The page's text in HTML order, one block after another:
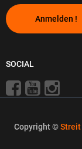
Anmelden !
SOCIAL
Copyright ©Streit